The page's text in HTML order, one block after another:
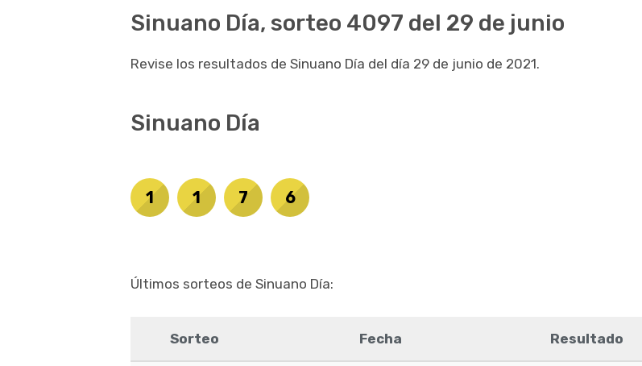
Sinuano Día, sorteo 4097 del 29 de junio
Revise los resultados de Sinuano Día del día 29 de junio de 2021.
Sinuano Día
1 1 7 6
Últimos sorteos de Sinuano Día:
Sorteo Fecha Resultado